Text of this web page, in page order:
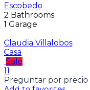
Escobedo
2 Bathrooms
1 Garage
Claudia Villalobos
Casa
Sale
11
Preguntar por precio